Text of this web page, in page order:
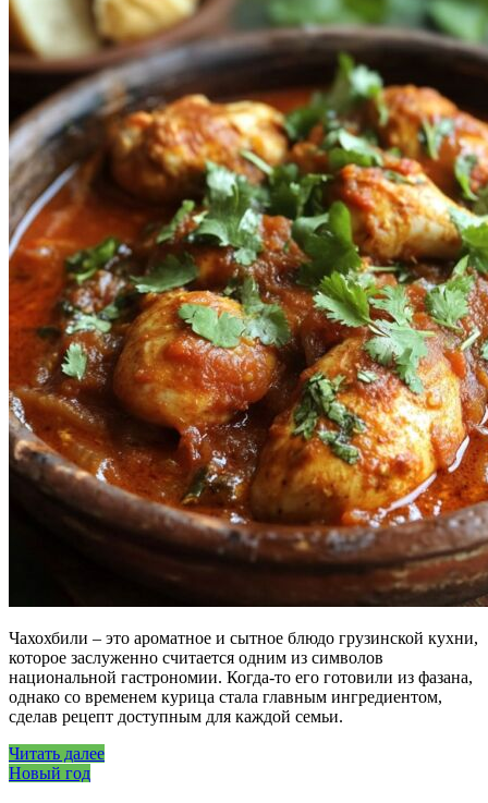
Чахохбили – это ароматное и сытное блюдо грузинской кухни,
которое заслуженно считается одним из символов
национальной гастрономии. Когда-то его готовили из фазана,
однако со временем курица стала главным ингредиентом,
сделав рецепт доступным для каждой семьи.
Читать далее
Новый год